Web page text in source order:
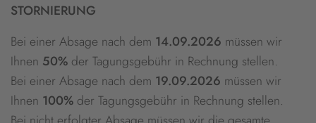
STORNIERUNG
Bei einer Absage nach dem 14.09.2026 müssen wir
Ihnen 50% der Tagungsgebühr in Rechnung stellen.
Bei einer Absage nach dem 19.09.2026 müssen wir
Ihnen 100% der Tagungsgebühr in Rechnung stellen.